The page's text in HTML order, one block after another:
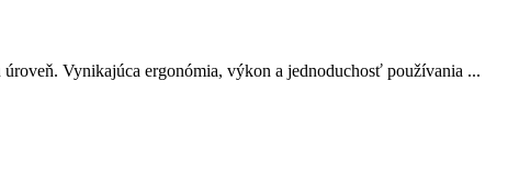
Vynikajúca ergonómia, výkon a jednoduchosť používania ...